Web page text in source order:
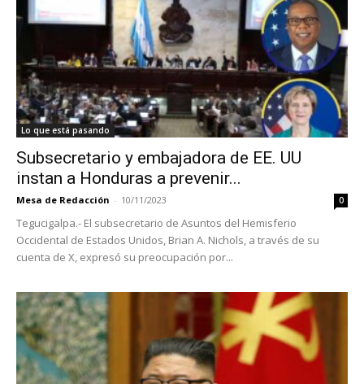
Lo que está pasando
Subsecretario y embajadora de EE. UU
instan a Honduras a prevenir...
Mesa de Redacción - 10/11/2023 0
Tegucigalpa.- El subsecretario de Asuntos del Hemisferio
Occidental de Estados Unidos, Brian A. Nichols, a través de su
cuenta de X, expresó su preocupación por...